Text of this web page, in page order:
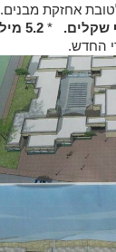
אחזקת מבנים.
* 5.2 מיליון שקלים
החדש.